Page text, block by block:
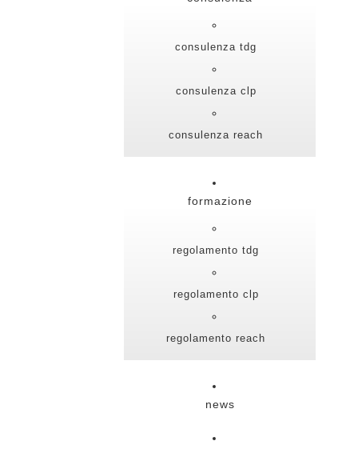
consulenza tdg
consulenza clp
consulenza reach
formazione
regolamento tdg
regolamento clp
regolamento reach
news